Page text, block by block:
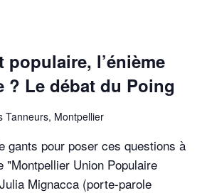
populaire, l’énième
Le débat du Poing
Tanneurs, Montpellier
gants pour poser ces questions à
"Montpellier Union Populaire
Mignacca (porte-parole